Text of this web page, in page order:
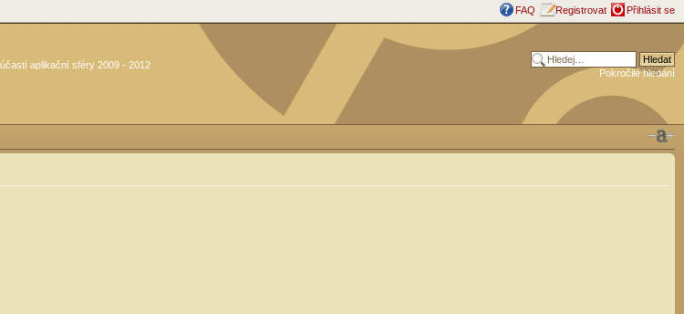
FAQ Registrovat Přihlásit se
aplikační sféry 2009 - 2012
Pokročilé hledání